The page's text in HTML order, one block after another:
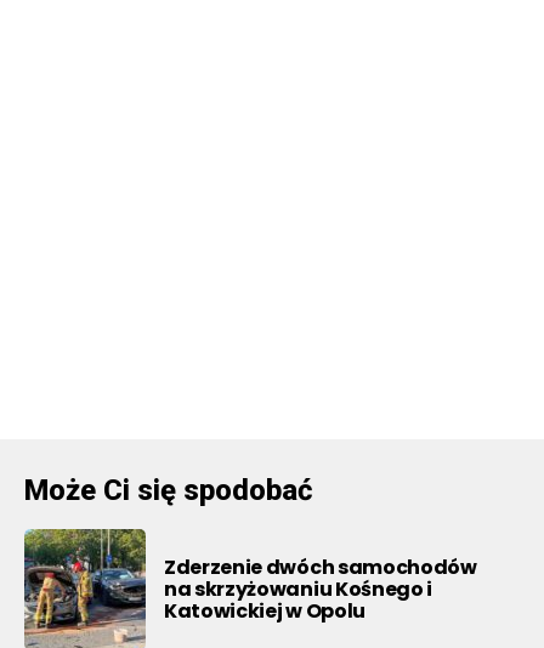
Może Ci się spodobać
Zderzenie dwóch samochodów
na skrzyżowaniu Kośnego i
Katowickiej w Opolu